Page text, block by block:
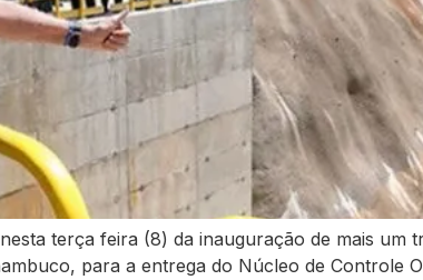
terça feira (8) da inauguração de mais um
para a entrega do Núcleo de Controle